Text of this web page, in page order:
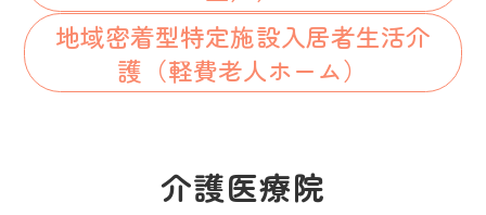
地域密着型特定施設入居者生活介
護（軽費老人ホーム）
介護医療院